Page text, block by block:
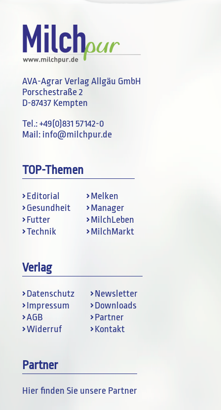
AVA-Agrar Verlag Allgäu GmbH
Porschestraße 2
D-87437 Kempten
Tel.:+49(0)831 57142-0
Mail: info@milchpur.de
TOP-Themen
Editorial
Gesundheit
Futter
Technik
Melken
Manager
MilchLeben
MilchMarkt
Verlag
Datenschutz
Impressum
AGB
Widerruf
Newsletter
Downloads
Partner
Kontakt
Partner
Hier finden Sie unsere Partner